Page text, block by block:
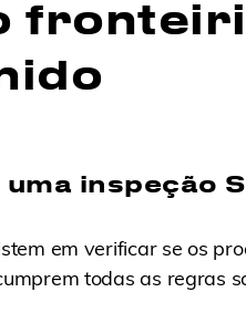
uma inspeção
em verificar se os
todas as regras